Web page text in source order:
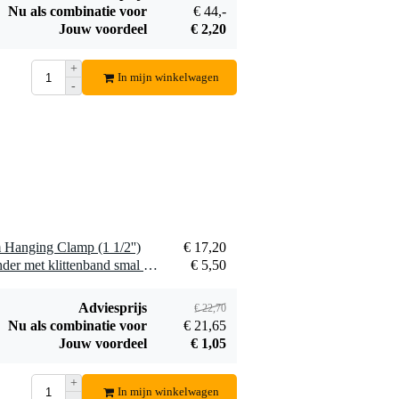
Ayra DMX
€ 5,50
Bestel mee
Nu als combinatie voor
€ 44,-
Jouw voordeel
€ 2,20
+
-
In mijn winkelwagen
Clamp (1 1/2'')
€ 17,20
1 x Innox Snap 27 kabelbinder met klittenband smal zwart (10 stuks)
€ 5,50
Adviesprijs € 22,70
Nu als combinatie voor
€ 21,65
Jouw voordeel
€ 1,05
+
In mijn winkelwagen